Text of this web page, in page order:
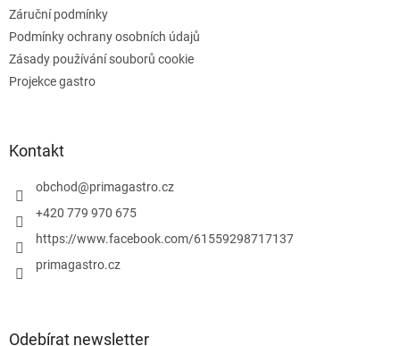
i
Záruční podmínky
Podmínky ochrany osobních údajů
Zásady používání souborů cookie
Projekce gastro
Kontakt
obchod@primagastro.cz
+420 779 970 675
https://www.facebook.com/61559298717137
primagastro.cz
Odebírat newsletter